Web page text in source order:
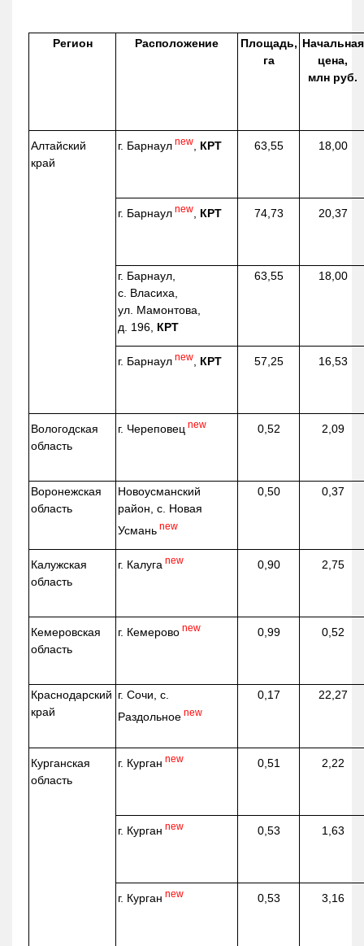
Регион Расположение
Площадь,
га
Начальная
цена,
млн руб.
Алтайский
край
г. Барнаул new КРТ 63,55 18,00
г. Барнаул new КРТ 74,73 20,37
г. Барнаул,
с. Власиха,
ул. Мамонтова,
д. 196, КРТ
63,55 18,00
г. Барнаул new КРТ 57,25 16,53
Вологодская
область
г. Череповец new 0,52 2,09
Воронежская
область
Новоусманский
район, с. Новая
Усмань new
0,50 0,37
Калужская
область
г. Калуга new 0,90 2,75
Кемеровская
область
г. Кемерово new 0,99 0,52
Краснодарский
край
г. Сочи, с.
Раздольное new
0,17 22,27
Курганская
область
г. Курган new 0,51 2,22
г. Курган new 0,53 1,63
г. Курган new 0,53 3,16